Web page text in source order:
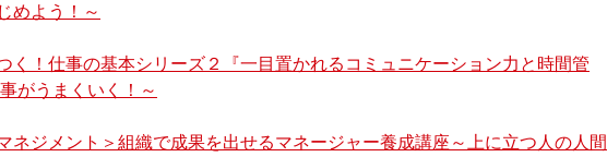
めよう！～
く！仕事の基本シリーズ２『一目置かれるコミュニケーション力と時間管
がうまくいく！～
ネジメント＞組織で成果を出せるマネージャー養成講座～上に立つ人の人間